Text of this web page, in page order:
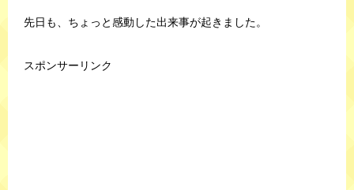
先日も、ちょっと感動した出来事が起きました。
スポンサーリンク